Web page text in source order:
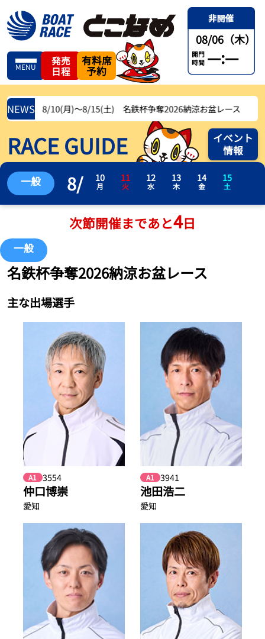
MENU
発売
日程
有料席
予約
08/06（木）
開門
時間 —:—
NEWS8/10(月)〜8/15(土) 名鉄杯争奪2026納涼お盆レース
RACE GUIDE
イベント
情報
一般 8/ 10
月
11
火
12
水
13
木
14
金
15
土
次節開催まであと4日
一般
名鉄杯争奪2026納涼お盆レース
主な出場選手
A1 3554
仲口博崇
愛知
A1 3941
池田浩二
愛知